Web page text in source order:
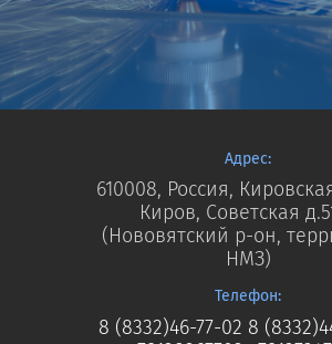
Адрес:
610008, Россия,
Киров, Советская
(Нововятский р-он,
НМЗ)
Телефон:
8 (8332)46-77-02 8